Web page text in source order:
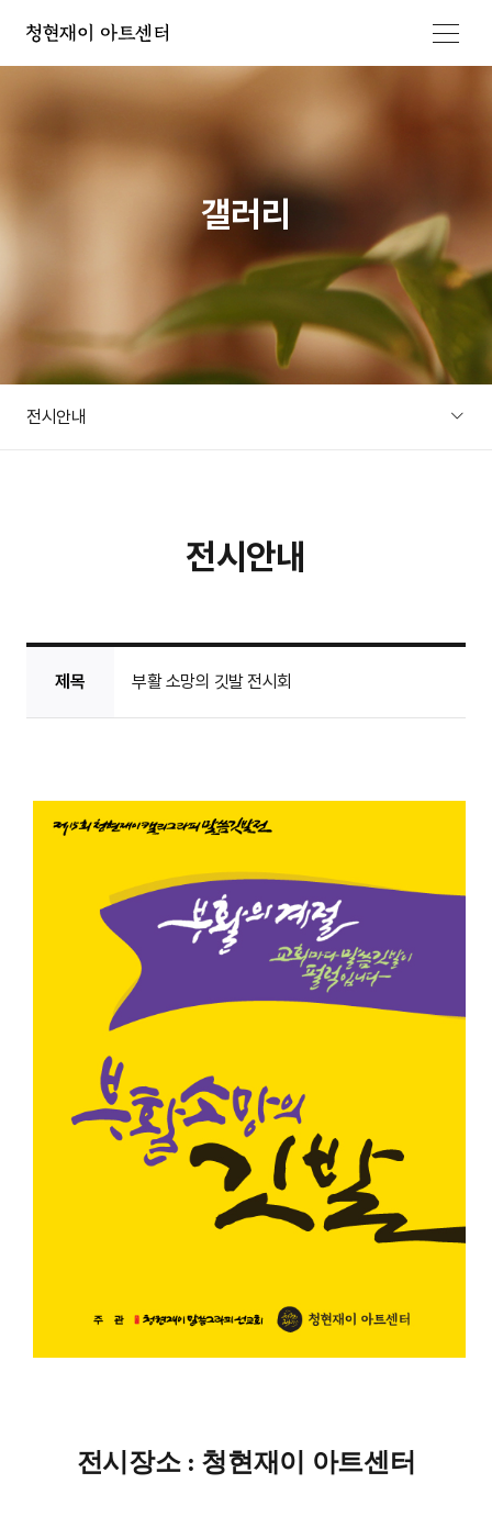
메뉴 열기
갤러리
전시안내
전시안내
제목 부활 소망의 깃발 전시회
전시장소 : 청현재이 아트센터